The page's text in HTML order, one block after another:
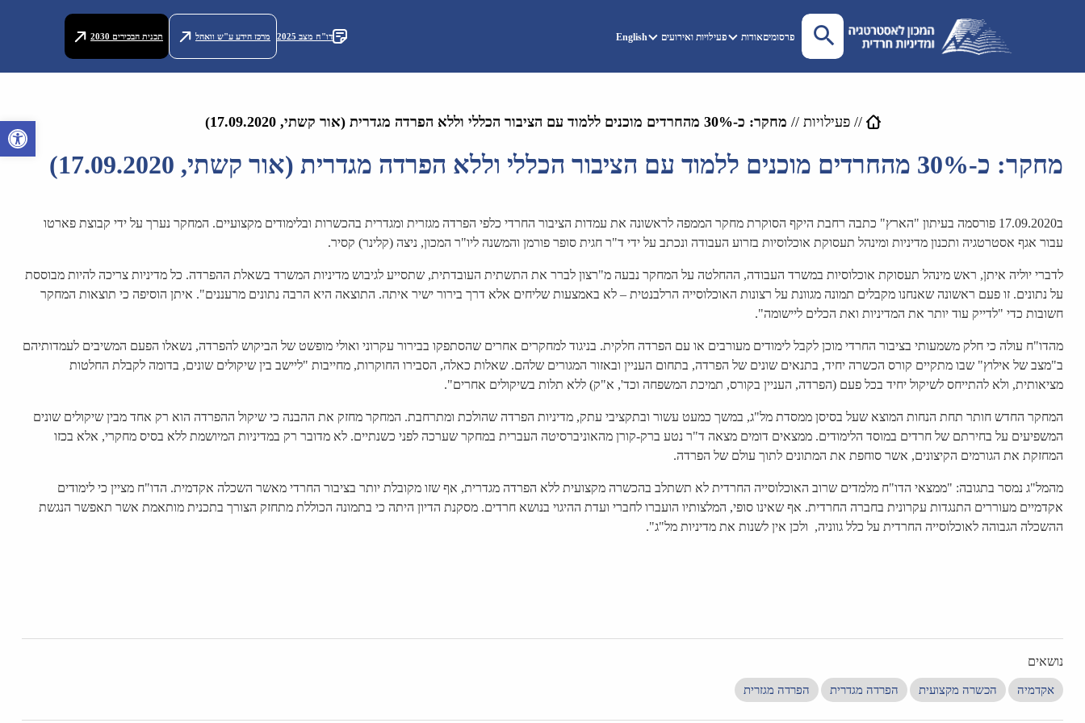
פתח
פרסומיםאודות פעילויות ואירועים English דו"ח מצב 2025 מרכז הידע ע"ש וואהל תכנית הבכירים 2030
//פעילויות // מחקר: כ-30% מהחרדים מוכנים ללמוד עם הציבור הכללי וללא הפרדה מגדרית (אור קשתי, 17.09.2020)
מחקר: כ-30% מהחרדים מוכנים ללמוד עם הציבור הכללי וללא הפרדה מגדרית (אור קשתי, 17.09.2020)
ב17.09.2020 פורסמה בעיתון "הארץ" כתבה רחבת היקף הסוקרת מחקר הממפה לראשונה את עמדות הציבור החרדי כלפי הפרדה מגזרית ומגדרית בהכשרות ובלימודים מקצועיים. המחקר נערך על ידי קבוצת פארטו
עבור אגף אסטרטגיה ותכנון מדיניות ומינהל תעסוקת אוכלוסיות בזרוע העבודה ונכתב על ידי ד"ר חגית סופר פורמן והמשנה ליו"ר המכון, ניצה (קלינר) קסיר.
לדברי יוליה איתן, ראש מינהל תעסוקת אוכלוסיות במשרד העבודה, ההחלטה על המחקר נבעה מ"רצון לברר את התשתית העובדתית, שתסייע לגיבוש מדיניות המשרד בשאלת ההפרדה. כל מדיניות צריכה להיות מבוססת
על נתונים. זו פעם ראשונה שאנחנו מקבלים תמונה מגוונת על רצונות האוכלוסייה הרלבנטית – לא באמצעות שליחים אלא דרך בירור ישיר איתה. התוצאה היא הרבה נתונים מרעננים". איתן הוסיפה כי תוצאות המחקר
חשובות כדי "לדייק עוד יותר את המדיניות ואת הכלים ליישומה".
מהדו"ח עולה כי חלק משמעותי בציבור החרדי מוכן לקבל לימודים מעורבים או עם הפרדה חלקית. בניגוד למחקרים אחרים שהסתפקו בבירור עקרוני ואולי מופשט של הביקוש להפרדה, נשאלו הפעם המשיבים לעמדותיהם
ב"מצב של אילוץ" שבו מתקיים קורס הכשרה יחיד, בתנאים שונים של הפרדה, בתחום העניין ובאזור המגורים שלהם. שאלות כאלה, הסבירו החוקרות, מחייבות "ליישב בין שיקולים שונים, בדומה לקבלת החלטות
מציאותית, ולא להתייחס לשיקול יחיד בכל פעם (הפרדה, העניין בקורס, תמיכת המשפחה וכד', א"ק) ללא תלות בשיקולים אחרים".
המחקר החדש חותר תחת הנחות המוצא שעל בסיסן ממסדת מל"ג, במשך כמעט עשור ובתקציבי עתק, מדיניות הפרדה שהולכת ומתרחבת. המחקר מחזק את ההבנה כי שיקול ההפרדה הוא רק אחד מבין שיקולים שונים
המשפיעים על בחירתם של חרדים במוסד הלימודים. ממצאים דומים מצאה ד"ר נטע ברק-קורן מהאוניברסיטה העברית במחקר שערכה לפני כשנתיים. לא מדובר רק במדיניות המיושמת ללא בסיס מחקרי, אלא בכזו
המחזקת את הגורמים הקיצונים, אשר סוחפת את המתונים לתוך עולם של הפרדה.
מהמל"ג נמסר בתגובה: "ממצאי הדו"ח מלמדים שרוב האוכלוסייה החרדית לא תשתלב בהכשרה מקצועית ללא הפרדה מגדרית, אף שזו מקובלת יותר בציבור החרדי מאשר השכלה אקדמית. הדו"ח מציין כי לימודים
אקדמיים מעוררים התנגדות עקרונית בחברה החרדית. אף שאינו סופי, המלצותיו הועברו לחברי ועדת ההיגוי בנושא חרדים. מסקנת הדיון היתה כי בתמונה הכוללת מתחזק הצורך בתכנית מותאמת אשר תאפשר הנגשת
ההשכלה הגבוהה לאוכלוסייה החרדית על כלל גווניה, ולכן אין לשנות את מדיניות מל"ג".
נושאים
אקדמיה הכשרה מקצועית הפרדה מגדרית הפרדה מגזרית